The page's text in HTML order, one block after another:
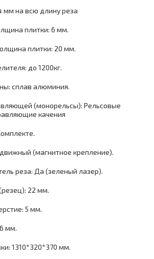
мм на всю длину реза
плитки: 6 мм.
плитки: 20 мм.
до 1200кг.
сплав алюминия.
(монорельсы): Рельсовые
качения
(магнитное крепление).
реза: Да (зеленый лазер).
22 мм.
5 мм.
мм.
1310*320*370 мм.